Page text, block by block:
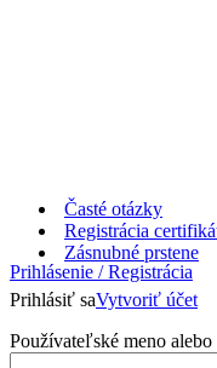
Časté otázky
Registrácia
Prihlásenie / Registrácia
Prihlásiť saVytvoriť účet
Používateľské meno alebo
Zásnubné prstene